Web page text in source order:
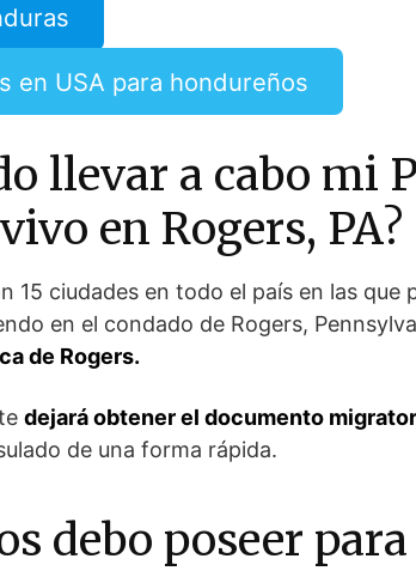
en USA para hondureños
llevar a cabo mi
en Rogers, PA?
15 ciudades en todo el país en las
en el condado de Rogers,
de Rogers.
dejará obtener el documento
de una forma rápida.
debo poseer